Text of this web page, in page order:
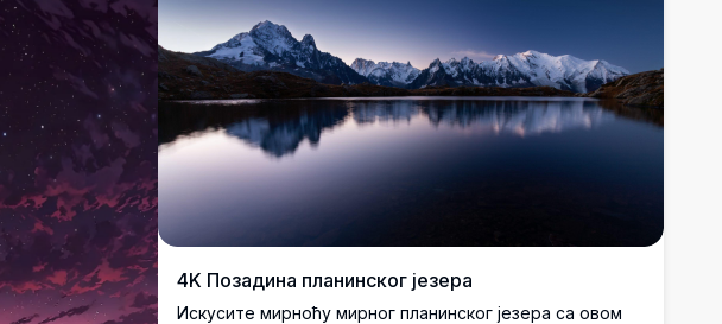
4K Позадина планинског језера
Искусите мирноћу мирног планинског језера са овом